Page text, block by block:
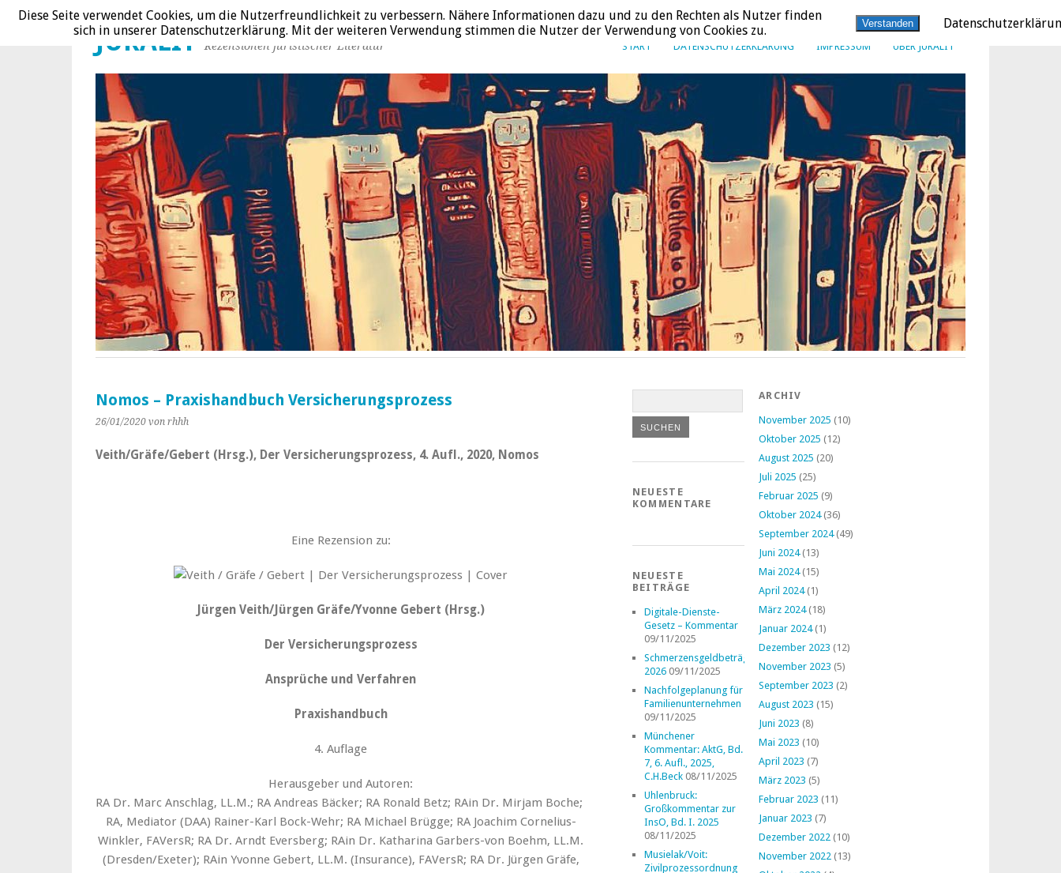
START DATENSCHUTZERKLÄRUNG IMPRESSUM ÜBER JURALIT
JURALIT Rezensionen juristischer Literatur
Nomos – Praxishandbuch Versicherungsprozess
26/01/2020 von rhhh
Veith/Gräfe/Gebert (Hrsg.), Der Versicherungsprozess, 4. Aufl., 2020, Nomos
Eine Rezension zu:
Jürgen Veith/Jürgen Gräfe/Yvonne Gebert (Hrsg.)
Der Versicherungsprozess
Ansprüche und Verfahren
Praxishandbuch
4. Auflage
Herausgeber und Autoren:
RA Dr. Marc Anschlag, LL.M.; RA Andreas Bäcker; RA Ronald Betz; RAin Dr. Mirjam Boche;
RA, Mediator (DAA) Rainer-Karl Bock-Wehr; RA Michael Brügge; RA Joachim Cornelius-
Winkler, FAVersR; RA Dr. Arndt Eversberg; RAin Dr. Katharina Garbers-von Boehm, LL.M.
(Dresden/Exeter); RAin Yvonne Gebert, LL.M. (Insurance), FAVersR; RA Dr. Jürgen Gräfe,
NEUESTE
KOMMENTARE
NEUESTE
BEITRÄGE
Digitale-Dienste-
Gesetz – Kommentar
09/11/2025
Schmerzensgeldbeträge
2026 09/11/2025
Nachfolgeplanung für
Familienunternehmen
09/11/2025
Münchener
Kommentar: AktG, Bd.
7, 6. Aufl., 2025,
C.H.Beck 08/11/2025
Uhlenbruck:
Großkommentar zur
InsO, Bd. I. 2025
08/11/2025
Musielak/Voit:
Zivilprozessordnung
ARCHIV
November 2025 (10)
Oktober 2025 (12)
August 2025 (20)
Juli 2025 (25)
Februar 2025 (9)
Oktober 2024(36)
September 2024(49)
Juni 2024(13)
Mai 2024(15)
April 2024(1)
März 2024(18)
Januar 2024(1)
Dezember 2023 (12)
November 2023 (5)
September 2023 (2)
August 2023 (15)
Juni 2023 (8)
Mai 2023 (10)
April 2023 (7)
März 2023 (5)
Februar 2023 (11)
Januar 2023 (7)
Dezember 2022 (10)
November 2022 (13)
Diese Seite verwendet Cookies, um die Nutzerfreundlichkeit zu verbessern. Nähere Informationen dazu und zu den Rechten als Nutzer finden
sich in unserer Datenschutzerklärung. Mit der weiteren Verwendung stimmen die Nutzer der Verwendung von Cookies zu.
Verstanden